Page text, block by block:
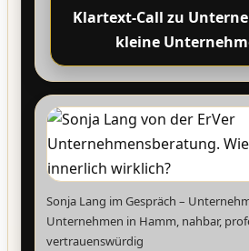
Klartext-Call zu
kleine
Sonja Lang im Gespräch –
Unternehmen in Hamm, nahbar,
vertrauenswürdig